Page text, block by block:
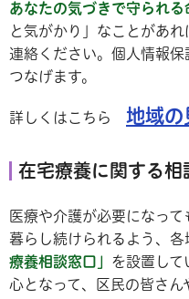
あなたの気づきで守られる
と気がかり」なことがあ
連絡ください。個人情報
つなげます。
詳しくはこちら 地域の
在宅療養に関する相
医療や介護が必要になっ
暮らし続けられるよう、
療養相談窓口」 を設置して
心となって、区民の皆さ